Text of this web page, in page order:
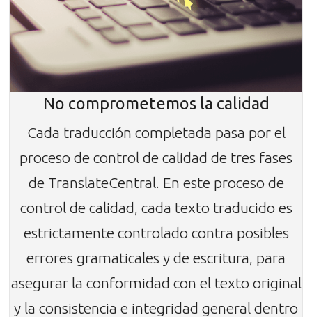
No comprometemos la calidad
Cada traducción completada pasa por el
proceso de control de calidad de tres fases
de TranslateCentral. En este proceso de
control de calidad, cada texto traducido es
estrictamente controlado contra posibles
errores gramaticales y de escritura, para
asegurar la conformidad con el texto original
y la consistencia e integridad general dentro